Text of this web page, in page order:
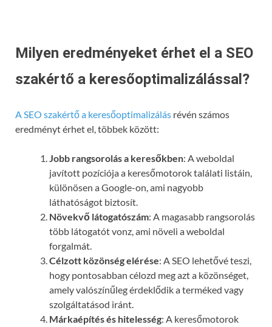
Milyen eredményeket érhet el a SEO
szakértő a keresőoptimalizálással?
A SEO szakértő a keresőoptimalizálás révén számos
eredményt érhet el, többek között:
Jobb rangsorolás a keresőkben: A weboldal
javított pozíciója a keresőmotorok találati listáin,
különösen a Google-on, ami nagyobb
láthatóságot biztosít.
Növekvő látogatószám: A magasabb rangsorolás
több látogatót vonz, ami növeli a weboldal
forgalmát.
Célzott közönség elérése: A SEO lehetővé teszi,
hogy pontosabban célozd meg azt a közönséget,
amely valószínűleg érdeklődik a terméked vagy
szolgáltatásod iránt.
Márkaépítés és hitelesség: A keresőmotorok